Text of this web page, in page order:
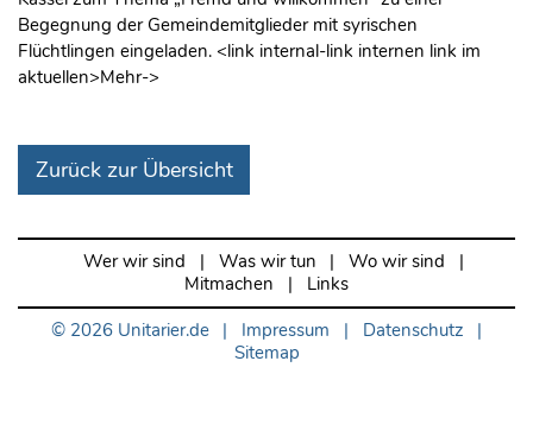
Begegnung der Gemeindemitglieder mit syrischen
Flüchtlingen eingeladen. <link internal-link internen link im
aktuellen>Mehr->
Zurück zur Übersicht
Wer wir sind | Was wir tun | Wo wir sind
|
Mitmachen
|
Links
© 2026 Unitarier.de | Impressum | Datenschutz
|
Sitemap